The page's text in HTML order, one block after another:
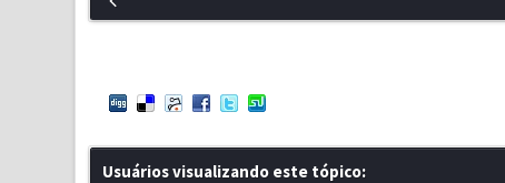
Usuários visualizando este tópico: